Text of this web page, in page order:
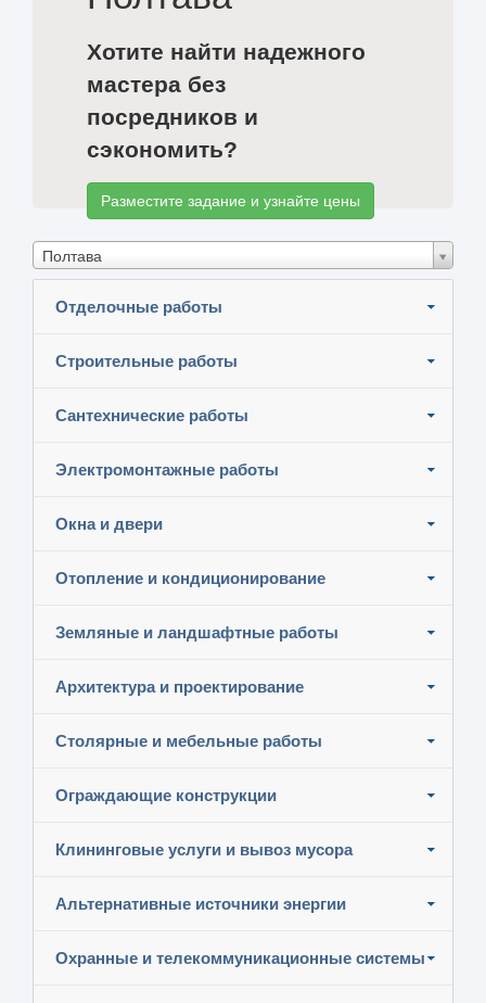
Хотите найти надежного
мастера без
посредников и
сэкономить?
Разместите задание и узнайте цены
Полтава
Отделочные работы
Строительные работы
Сантехнические работы
Электромонтажные работы
Окна и двери
Отопление и кондиционирование
Земляные и ландшафтные работы
Архитектура и проектирование
Столярные и мебельные работы
Ограждающие конструкции
Клининговые услуги и вывоз мусора
Альтернативные источники энергии
Охранные и телекоммуникационные системы